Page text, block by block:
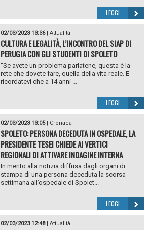
LEGGI
02/03/2023 13:36| Attualità
CULTURA E LEGALITÀ, L’INCONTRO DEL SIAP DI
PERUGIA CON GLI STUDENTI DI SPOLETO
“Se avete un problema parlatene, questa è la
rete che dovete fare, quella della vita reale. E
ricordatevi che a 14 anni ...
LEGGI
02/03/2023 13:05| Cronaca
SPOLETO: PERSONA DECEDUTA IN OSPEDALE, LA
PRESIDENTE TESEI CHIEDE AI VERTICI
REGIONALI DI ATTIVARE INDAGINE INTERNA
In merito alla notizia diffusa dagli organi di
stampa di una persona deceduta la scorsa
settimana all’ospedale di Spolet...
LEGGI
02/03/2023 12:48| Attualità